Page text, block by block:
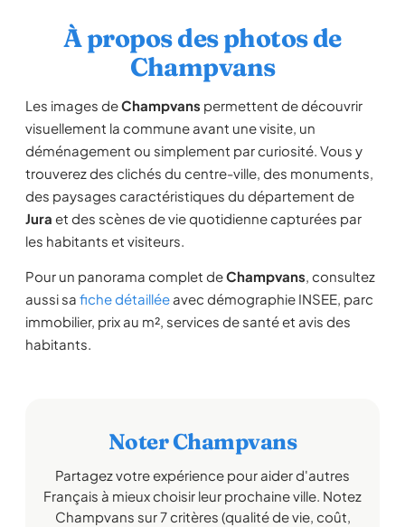
À propos des photos de
Champvans
Les images deChampvans permettent de découvrir
visuellement la commune avant une visite, un
déménagement ou simplement par curiosité. Vous y
trouverez des clichés du centre-ville, des monuments,
des paysages caractéristiques du département de
Jura et des scènes de vie quotidienne capturées par
les habitants et visiteurs.
Pour un panorama complet deChampvans, consultez
aussi sa fiche détaillée avec démographie INSEE, parc
immobilier, prix au m², services de santé et avis des
habitants.
Noter Champvans
Partagez votre expérience pour aider d'autres
Français à mieux choisir leur prochaine ville. Notez
Champvans sur 7 critères (qualité de vie, coût,